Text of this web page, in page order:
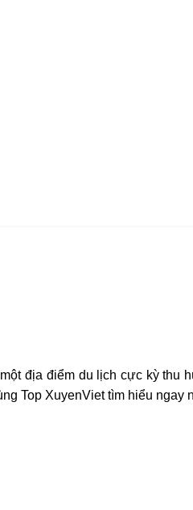
địa điểm du lịch cực kỳ thu
Top XuyenViet tìm hiểu ngay